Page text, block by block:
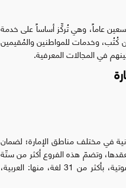
عاماً، وهي تُركِّز أساساً على خدمة
كُتُب، وخدمات للمواطنين والمُقيمين
في المجالات المعرفية.
في مختلف مناطق الإمارة؛ لضمان
وتضمّ هذه الفروع أكثر من ستّة
ملايين كتاب ومصدر مطبوع وإلكتروني، وتُتيح للجمهور أيضاً مخطوطات وكُتباً نادرة، وصوتية، بأكثر من 31 لغة، منها: العربية،